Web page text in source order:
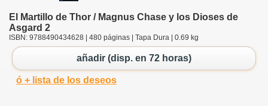
El Martillo de Thor / Magnus Chase y los Dioses de
Asgard 2
ISBN: 9788490434628 | 480 páginas | Tapa Dura | 0.69 kg
añadir (disp. en 72 horas)
ó + lista de los deseos